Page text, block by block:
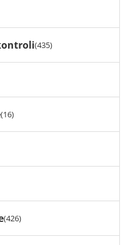
(435)
(16)
(426)